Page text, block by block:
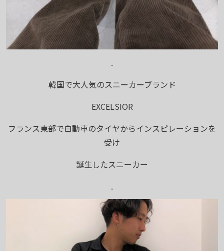
.
韓国で大人気のスニーカーブランド
EXCELSIOR
フランス東部で自動車のタイヤからインスピレーションを
受け
誕生したスニーカー
.